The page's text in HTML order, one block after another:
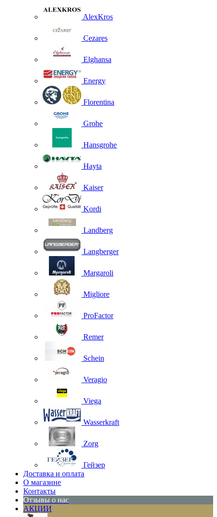
AlexKros
Cezares
Elghansa
Energy
Florentina
Grohe
Hansgrohe
Hayta
Kaiser
Kordi
Landberg
Langberger
Margaroli
Migliore
ProFactor
Remer
Schein
Veragio
Viega
Wasserkraft
Zorg
Гейзер
Доставка и оплата
О магазине
Контакты
Отзывы о нас
АКЦИИ